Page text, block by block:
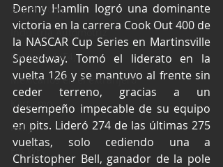
Súper Copa
Industria Automotriz
Fórmula 4 (F4)
Mexicanos en el extranjero
Kartismo
Rally
FIA WEC
Denny Hamlin logró una dominante
victoria en la carrera Cook Out 400 de
la NASCAR Cup Series en Martinsville
Speedway. Tomó el liderato en la
vuelta 126 y se mantuvo al frente sin
ceder terreno, gracias a un
desempeño impecable de su equipo
en pits. Lideró 274 de las últimas 275
vueltas, solo cediendo una a
Christopher Bell, ganador de la pole